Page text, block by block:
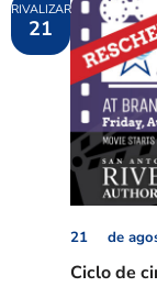
RIVALIZAR
21
Ciclo de
21 de